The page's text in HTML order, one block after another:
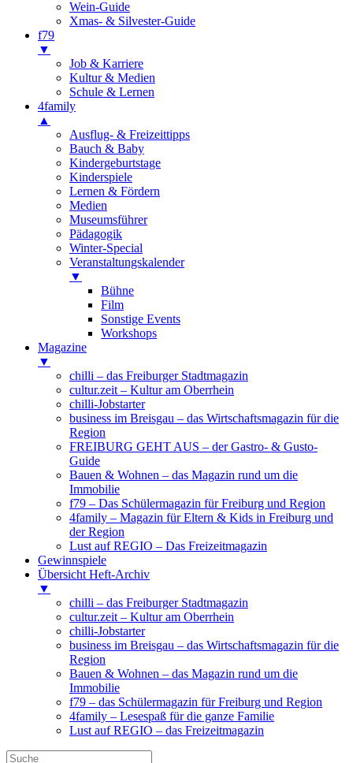
Wein-Guide
Xmas- & Silvester-Guide
f79
▼
Job & Karriere
Kultur & Medien
Schule & Lernen
4family
▲
Ausflug- & Freizeittipps
Bauch & Baby
Kindergeburtstage
Kinderspiele
Lernen & Fördern
Medien
Museumsführer
Pädagogik
Winter-Special
Veranstaltungskalender
▼
Bühne
Film
Sonstige Events
Workshops
Magazine
▼
chilli – das Freiburger Stadtmagazin
cultur.zeit – Kultur am Oberrhein
chilli-Jobstarter
business im Breisgau – das Wirtschaftsmagazin für die
Region
FREIBURG GEHT AUS – der Gastro- & Gusto-
Guide
Bauen & Wohnen – das Magazin rund um die
Immobilie
f79 – Das Schülermagazin für Freiburg und Region
4family – Magazin für Eltern & Kids in Freiburg und
der Region
Lust auf REGIO – Das Freizeitmagazin
Gewinnspiele
Übersicht Heft-Archiv
▼
chilli – das Freiburger Stadtmagazin
cultur.zeit – Kultur am Oberrhein
chilli-Jobstarter
business im Breisgau – das Wirtschaftsmagazin für die
Region
Bauen & Wohnen – das Magazin rund um die
Immobilie
f79 – das Schülermagazin für Freiburg und Region
4family – Lesespaß für die ganze Familie
Lust auf REGIO – das Freizeitmagazin